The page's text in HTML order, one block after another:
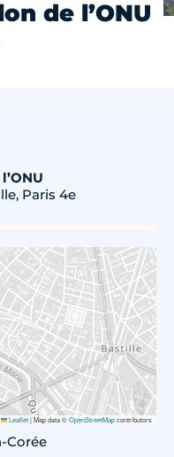
de l’ONU
Paris 4e
Leaflet|Map data ©OpenStreetMapcontributors
Corée